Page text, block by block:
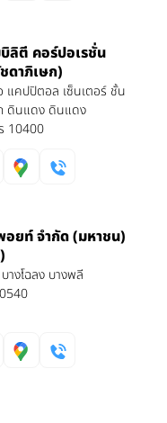
ลิตี คอร์ปอเรชั่น
ดาภิเษก)
แคปปิตอล เซ็นเตอร์ ชั้น
ดินแดง ดินแดง
10400
อยท์ จำกัด (มหาชน)
งโฉลง บางพลี